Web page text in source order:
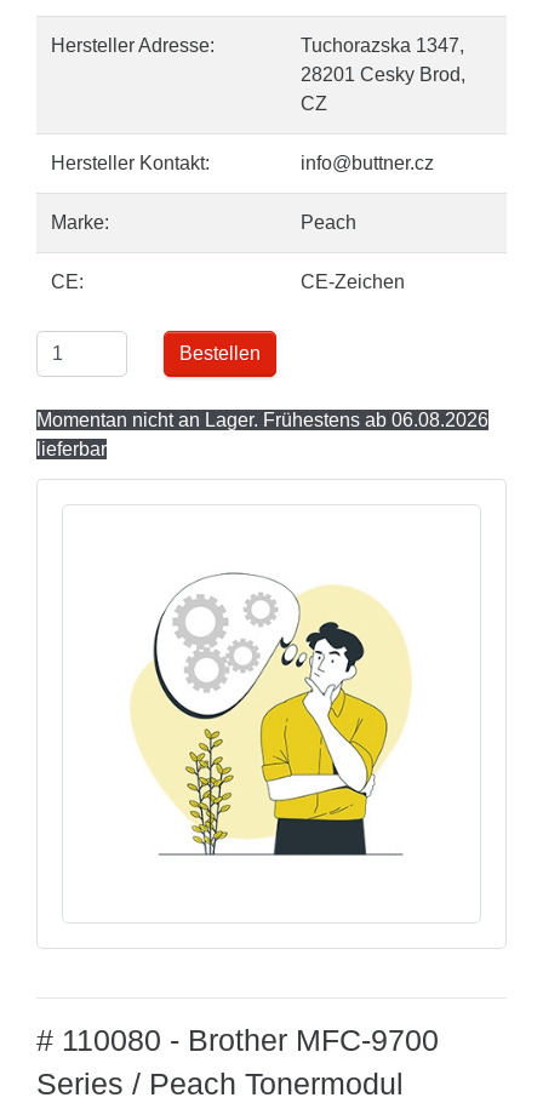
Hersteller Adresse:
Tuchorazska 1347,
28201 Cesky Brod,
CZ
Hersteller Kontakt: info@buttner.cz
Marke: Peach
CE: CE-Zeichen
Bestellen
Momentan nicht an Lager. Frühestens ab 06.08.2026
lieferbar
# 110080 - Brother MFC-9700
Series / Peach Tonermodul